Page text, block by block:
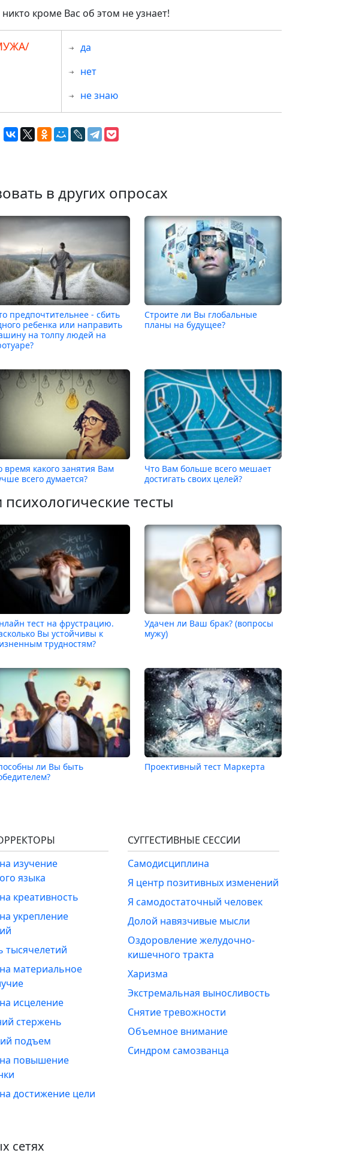
кроме Вас об этом не узнает!
да
нет
не знаю
в других опросах
предпочтительнее - сбить
ребенка или направить
на толпу людей на
Строите ли Вы глобальные
планы на будущее?
время какого занятия Вам
всего думается?
Что Вам больше всего мешает
достигать своих целей?
тесты
тест на фрустрацию.
Вы устойчивы к
трудностям?
Удачен ли Ваш брак? (вопросы
мужу)
ли Вы быть
Проективный тест Маркерта
изучение
языка
креативность
укрепление
тысячелетий
материальное
исцеление
стержень
подъем
повышение
достижение цели
СУГГЕСТИВНЫЕ СЕССИИ
Самодисциплина
Я центр позитивных изменений
Я самодостаточный человек
Долой навязчивые мысли
Оздоровление желудочно-
кишечного тракта
Харизма
Экстремальная выносливость
Снятие тревожности
Объемное внимание
Синдром самозванца
сетях